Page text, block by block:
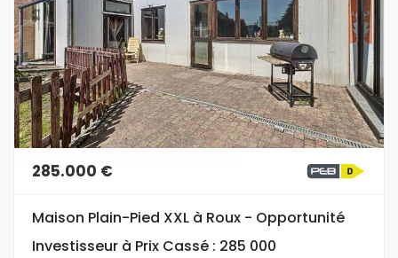
285.000 €
Maison Plain-Pied XXL à Roux - Opportunité
Investisseur à Prix Cassé : 285 000 